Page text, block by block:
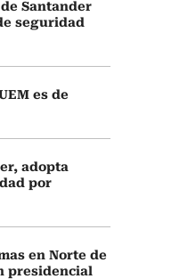
Santander
seguridad
es de
adopta
por
en Norte de
presidencial